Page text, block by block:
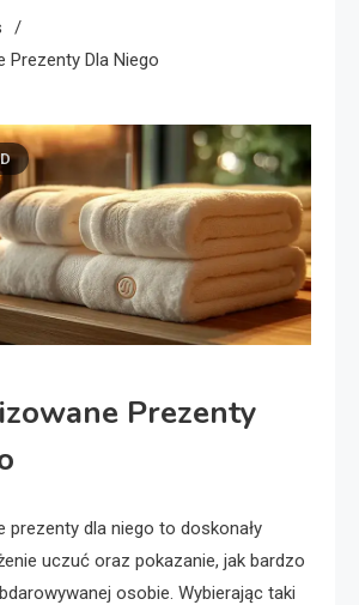
Prezenty Dla Niego
Prezenty
prezenty dla niego to doskonały
uczuć oraz pokazanie, jak bardzo
osobie. Wybierając taki